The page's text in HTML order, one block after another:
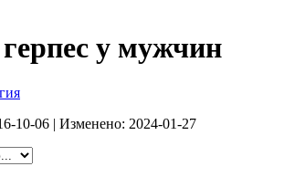
у мужчин
10-06 | Изменено: 2024-01-27